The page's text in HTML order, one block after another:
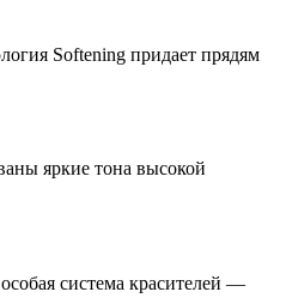
Softening придает прядям
яркие тона высокой
система красителей —